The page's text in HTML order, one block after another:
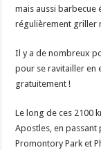
mais aussi barbecue
régulièrement griller
Il y a de nombreux
pour se ravitailler en
gratuitement !
Le long de ces 2100
Apostles, en passant
Promontory Park et